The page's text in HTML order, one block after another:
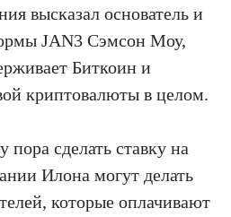
высказал основатель и
JAN3 Сэмсон Моу,
Биткоин и
криптовалюты в целом.
сделать ставку на
Илона могут делать
которые оплачивают